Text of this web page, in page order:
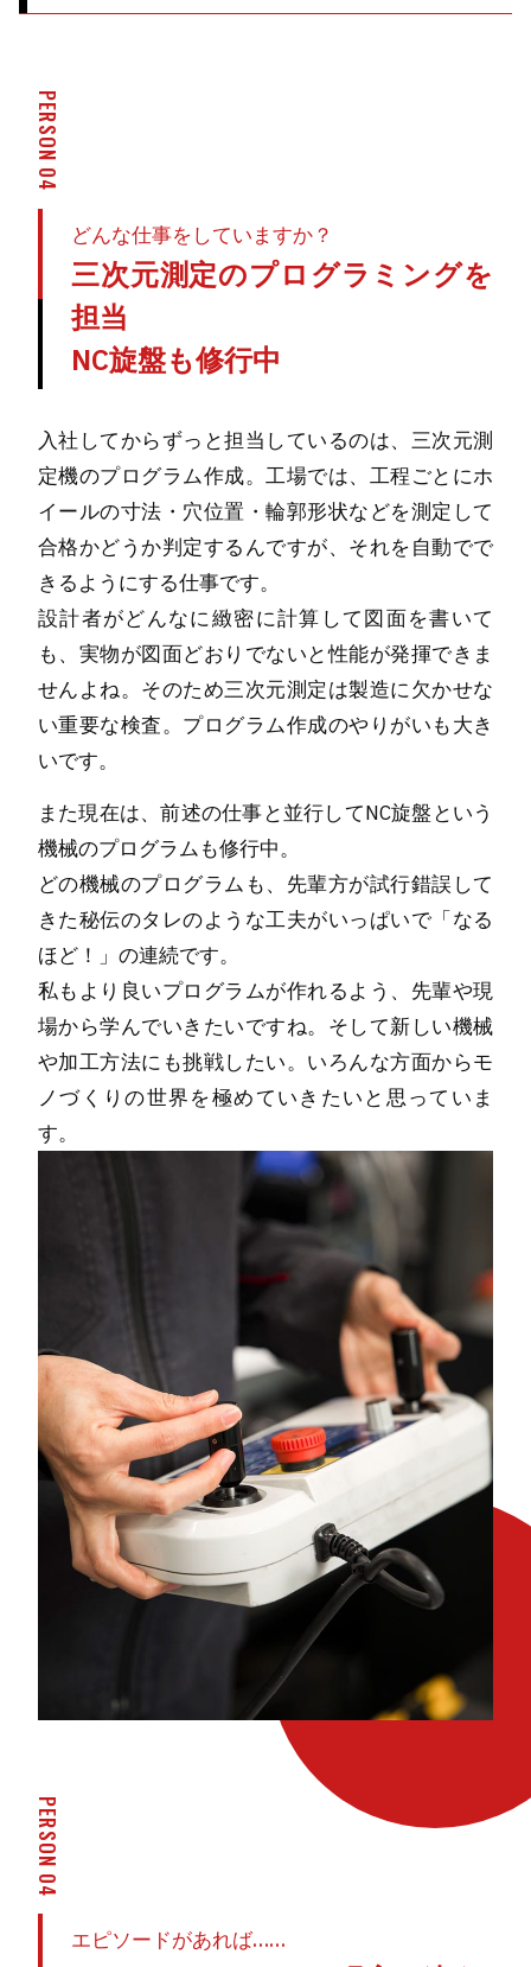
PERSON 04
どんな仕事をしていますか？
三次元測定のプログラミングを
担当
NC旋盤も修行中
入社してからずっと担当しているのは、三次元測
定機のプログラム作成。工場では、工程ごとにホ
イールの寸法・穴位置・輪郭形状などを測定して
合格かどうか判定するんですが、それを自動でで
きるようにする仕事です。
設計者がどんなに緻密に計算して図面を書いて
も、実物が図面どおりでないと性能が発揮できま
せんよね。そのため三次元測定は製造に欠かせな
い重要な検査。プログラム作成のやりがいも大き
いです。
また現在は、前述の仕事と並行してNC旋盤という
機械のプログラムも修行中。
どの機械のプログラムも、先輩方が試行錯誤して
きた秘伝のタレのような工夫がいっぱいで「なる
ほど！」の連続です。
私もより良いプログラムが作れるよう、先輩や現
場から学んでいきたいですね。そして新しい機械
や加工方法にも挑戦したい。いろんな方面からモ
ノづくりの世界を極めていきたいと思っていま
す。
PERSON 04
エピソードがあれば……